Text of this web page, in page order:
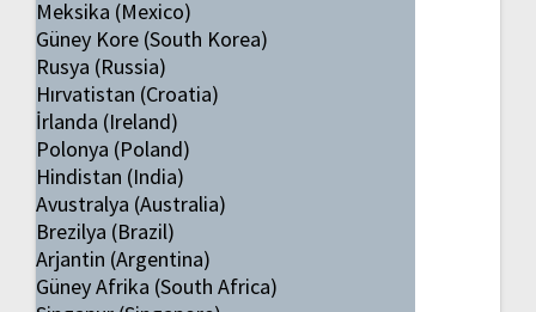
Meksika (Mexico)
Güney Kore (South Korea)
Rusya (Russia)
Hırvatistan (Croatia)
İrlanda (Ireland)
Polonya (Poland)
Hindistan (India)
Avustralya (Australia)
Brezilya (Brazil)
Arjantin (Argentina)
Güney Afrika (South Africa)